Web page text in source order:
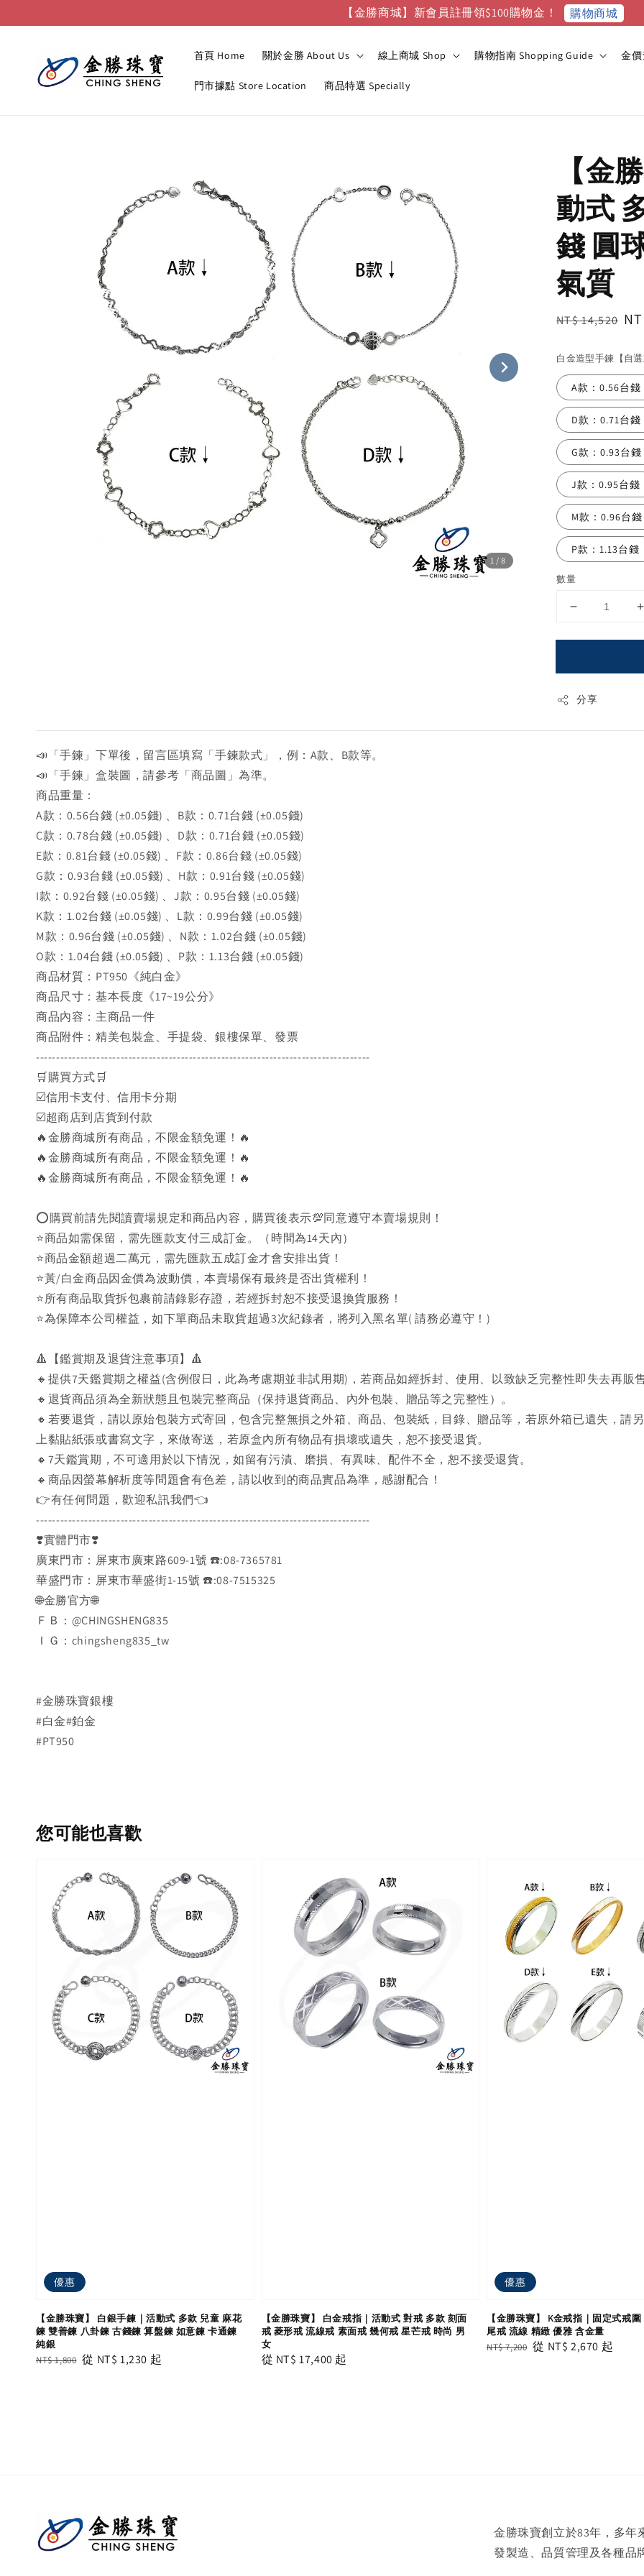
【金勝商城】新會員註冊領$100購物金！ 購物商城
首頁 Home 關於金勝 About Us 線上商城 Shop 購物指南 Shopping Guide 金
門市據點 Store Location 商品特選 Specially
1 /8
【金
動式
錢 圓
氣質
Regular
NT$ 14,520
白金造型手鍊【自選
A款：0.56台錢
D款：0.71台錢
G款：0.93台錢
J款：0.95台錢
M款：0.96台錢
P款：1.13台錢
數量
分享
📣「手鍊」下單後，留言區填寫「手鍊款式」，例：A款、B款等。
📣「手鍊」盒裝圖，請參考「商品圖」為準。
商品重量：
A款：0.56台錢 (±0.05錢) 、B款：0.71台錢 (±0.05錢)
C款：0.78台錢 (±0.05錢) 、D款：0.71台錢 (±0.05錢)
E款：0.81台錢 (±0.05錢) 、F款：0.86台錢 (±0.05錢)
G款：0.93台錢 (±0.05錢) 、H款：0.91台錢 (±0.05錢)
I款：0.92台錢 (±0.05錢) 、J款：0.95台錢 (±0.05錢)
K款：1.02台錢 (±0.05錢) 、L款：0.99台錢 (±0.05錢)
M款：0.96台錢 (±0.05錢) 、N款：1.02台錢 (±0.05錢)
O款：1.04台錢 (±0.05錢) 、P款：1.13台錢 (±0.05錢)
商品材質：PT950《純白金》
商品尺寸：基本長度《17~19公分》
商品內容：主商品一件
商品附件：精美包裝盒、手提袋、銀樓保單、發票
-----------------------------------------------------------------------------------
🛒購買方式🛒
☑️信用卡支付、信用卡分期
☑️超商店到店貨到付款
🔥金勝商城所有商品，不限金額免運！🔥
🔥金勝商城所有商品，不限金額免運！🔥
🔥金勝商城所有商品，不限金額免運！🔥
⭕購買前請先閱讀賣場規定和商品內容，購買後表示💯同意遵守本賣場規則！
⭐商品如需保留，需先匯款支付三成訂金。（時間為14天內）
⭐商品金額超過二萬元，需先匯款五成訂金才會安排出貨！
⭐黃/白金商品因金價為波動價，本賣場保有最終是否出貨權利！
⭐️所有商品取貨拆包裹前請錄影存證，若經拆封恕不接受退換貨服務！
⭐為保障本公司權益，如下單商品未取貨超過3次紀錄者，將列入黑名單( 請務必遵守！)
🔺【鑑賞期及退貨注意事項】🔺
🔸提供7天鑑賞期之權益(含例假日，此為考慮期並非試用期)，若商品如經拆封、使用、以致缺乏完整性即失去再販
🔸退貨商品須為全新狀態且包裝完整商品（保持退貨商品、內外包裝、贈品等之完整性）。
🔸若要退貨，請以原始包裝方式寄回，包含完整無損之外箱、商品、包裝紙，目錄、贈品等，若原外箱已遺失，請
上黏貼紙張或書寫文字，來做寄送，若原盒內所有物品有損壞或遺失，恕不接受退貨。
🔸7天鑑賞期，不可適用於以下情況，如留有污漬、磨損、有異味、配件不全，恕不接受退貨。
🔸商品因螢幕解析度等問題會有色差，請以收到的商品實品為準，感謝配合！
👉️有任何問題，歡迎私訊我們👈️
-----------------------------------------------------------------------------------
❣️實體門市❣️
廣東門市：屏東市廣東路609-1號 ☎️:08-7365781
華盛門市：屏東市華盛街1-15號 ☎️:08-7515325
🌐金勝官方🌐
ＦＢ：@CHINGSHENG835
ＩＧ：chingsheng835_tw
#金勝珠寶銀樓
#白金#鉑金
#PT950
您可能也喜歡
優惠
【金勝珠寶】 白銀手鍊｜活動式 多款 兒童 麻花
鍊 雙善鍊 八卦鍊 古錢鍊 算盤鍊 如意鍊 卡通鍊
純銀
Regular
NT$ 1,800 Sale
從 NT$ 1,230 起
【金勝珠寶】 白金戒指｜活動式 對戒 多款 刻面
戒 菱形戒 流線戒 素面戒 幾何戒 星芒戒 時尚 男
女
Regular
從 NT$ 17,400 起
優惠
【金勝珠寶】 K金戒指｜固定式戒
尾戒 流線 精緻 優雅 含金量
Regular
NT$ 7,200 Sale
從 NT$ 2,670 起
金勝珠寶創立於83年，多年
發製造、品質管理及各種品